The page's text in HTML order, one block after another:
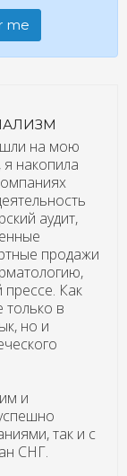
me
на мою
накопила
аудит,
продажи
прессе. Как
в
но и
и
так и с
СНГ.